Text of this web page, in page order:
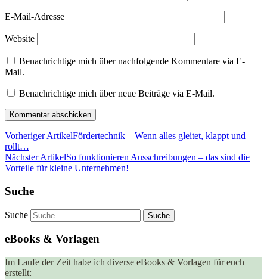
E-Mail-Adresse
Website
Benachrichtige mich über nachfolgende Kommentare via E-
Mail.
Benachrichtige mich über neue Beiträge via E-Mail.
Vorheriger ArtikelFördertechnik – Wenn alles gleitet, klappt und
rollt…
Nächster ArtikelSo funktionieren Ausschreibungen – das sind die
Vorteile für kleine Unternehmen!
Suche
Suche
eBooks & Vorlagen
Im Laufe der Zeit habe ich diverse eBooks & Vorlagen für euch
erstellt: